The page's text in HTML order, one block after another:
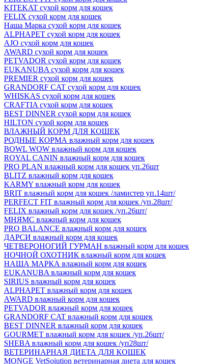
KITEKAT сухой корм для кошек
FELIX сухой корм для кошек
Наша Марка сухой корм для кошек
ALPHAPET сухой корм для кошек
AJO сухой корм для кошек
AWARD сухой корм для кошек
PETVADOR сухой корм для кошек
EUKANUBA сухой корм для кошек
PREMIER сухой корм для кошек
GRANDORF CAT сухой корм для кошек
WHISKAS сухой корм для кошек
CRAFTIA сухой корм для кошек
BEST DINNER сухой корм для кошек
HILTON сухой корм для кошек
ВЛАЖНЫЙ КОРМ ДЛЯ КОШЕК
РОДНЫЕ КОРМА влажный корм для кошек
BOWL WOW влажный корм для кошек
ROYAL CANIN влажный корм для кошек
PRO PLAN влажный корм для кошек уп.26шт
BLITZ влажный корм для кошек
KARMY влажный корм для кошек
BRIT влажный корм для кошек /ламистер уп.14шт/
PERFECT FIT влажный корм для кошек /уп.28шт/
FELIX влажный корм для кошек /уп.26шт/
МНЯМС влажный корм для кошек
PRO BALANCE влажный корм для кошек
ДАРСИ влажный корм для кошек
ЧЕТВЕРОНОГИЙ ГУРМАН влажный корм для кошек
НОЧНОЙ ОХОТНИК влажный корм для кошек
НАША МАРКА влажный корм для кошек
EUKANUBA влажный корм для кошек
SIRIUS влажный корм для кошек
ALPHAPET влажный корм для кошек
AWARD влажный корм для кошек
PETVADOR влажный корм для кошек
GRANDORF CAT влажный корм для кошек
BEST DINNER влажный корм для кошек
GOURMET влажный корм для кошек /уп.26шт/
SHEBA влажный корм для кошек /уп28шт/
ВЕТЕРИНАРНАЯ ДИЕТА ДЛЯ КОШЕК
MONGE VetSoiution ветеринарная диета для кошек